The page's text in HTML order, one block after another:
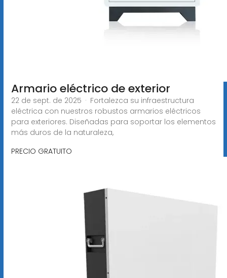
Armario eléctrico de exterior
22 de sept. de 2025 · Fortalezca su infraestructura
eléctrica con nuestros robustos armarios eléctricos
para exteriores. Diseñadas para soportar los elementos
más duros de la naturaleza,
PRECIO GRATUITO